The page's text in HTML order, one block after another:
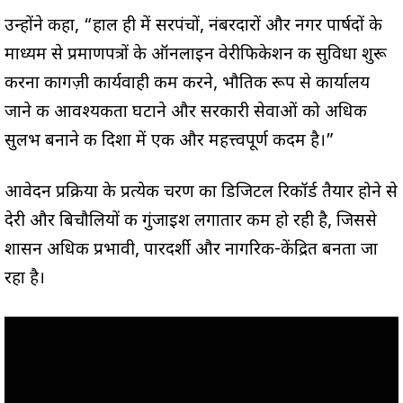
उन्होंने कहा, “हाल ही में सरपंचों, नंबरदारों और नगर पार्षदों के
माध्यम से प्रमाणपत्रों के ऑनलाइन वेरीफिकेशन की सुविधा शुरू
करना कागज़ी कार्यवाही कम करने, भौतिक रूप से कार्यालय
जाने की आवश्यकता घटाने और सरकारी सेवाओं को अधिक
सुलभ बनाने की दिशा में एक और महत्त्वपूर्ण कदम है।”
आवेदन प्रक्रिया के प्रत्येक चरण का डिजिटल रिकॉर्ड तैयार होने से
देरी और बिचौलियों की गुंजाइश लगातार कम हो रही है, जिससे
शासन अधिक प्रभावी, पारदर्शी और नागरिक-केंद्रित बनता जा
रहा है।